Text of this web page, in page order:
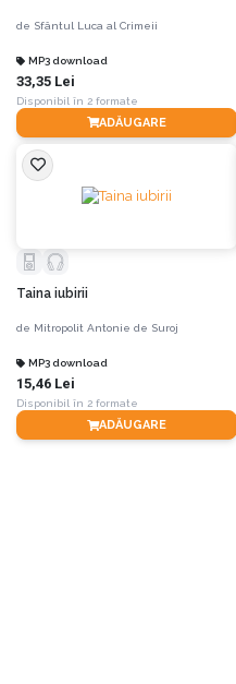
de Sfântul Luca al Crimeii
MP3 download
33,35 Lei
Disponibil în 2 formate
ADĂUGARE
Taina iubirii
de Mitropolit Antonie de Suroj
MP3 download
15,46 Lei
Disponibil în 2 formate
ADĂUGARE